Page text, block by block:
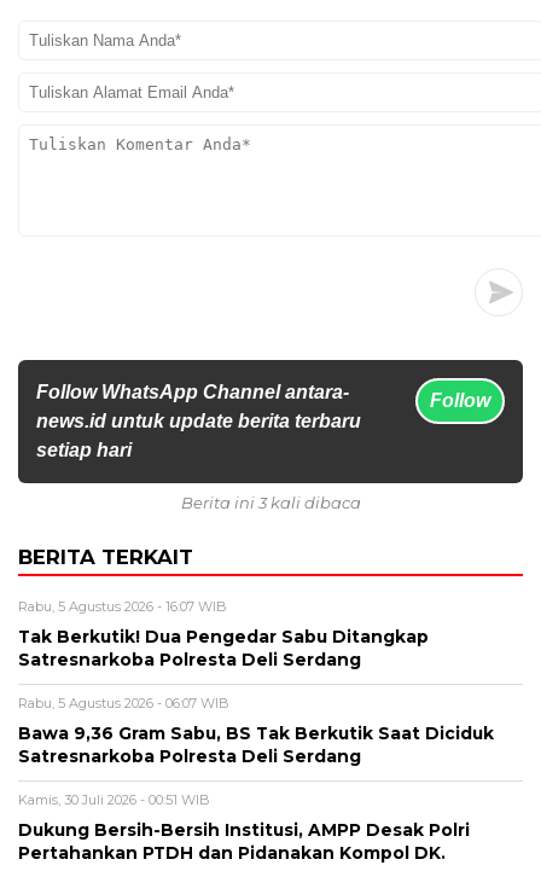
Follow WhatsApp Channel antara-
news.id untuk update berita terbaru
setiap hari
Follow
Berita ini 3 kali dibaca
BERITA TERKAIT
Rabu, 5 Agustus 2026 - 16:07 WIB
Tak Berkutik! Dua Pengedar Sabu Ditangkap
Satresnarkoba Polresta Deli Serdang
Rabu, 5 Agustus 2026 - 06:07 WIB
Bawa 9,36 Gram Sabu, BS Tak Berkutik Saat Diciduk
Satresnarkoba Polresta Deli Serdang
Kamis, 30 Juli 2026 - 00:51 WIB
Dukung Bersih-Bersih Institusi, AMPP Desak Polri
Pertahankan PTDH dan Pidanakan Kompol DK.